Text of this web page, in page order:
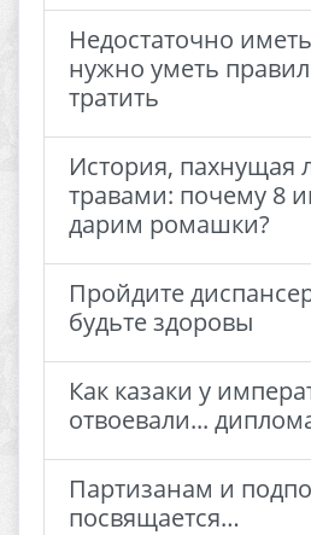
Недостаточно
нужно уметь
тратить
История, пахнущая
травами: почему 8
дарим ромашки?
Пройдите
будьте здоровы
Как казаки у
отвоевали...
Партизанам и
посвящается…